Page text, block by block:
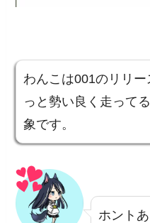
わんこは001のリリ
っと勢い良く走って
象です。
ホント